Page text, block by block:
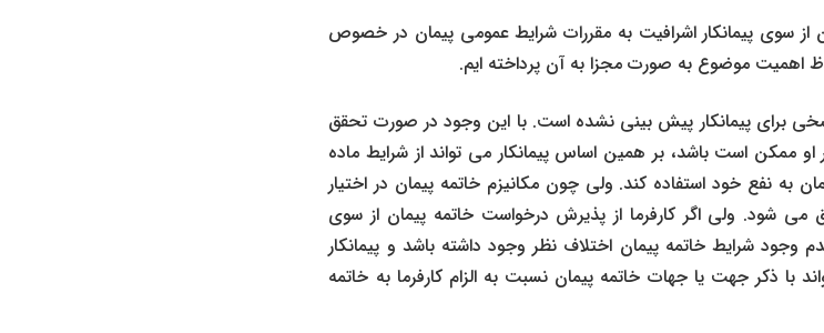
از سوی پیمانکار اشرافیت به مقررات شرایط عمومی پیمان در خصوص
اهمیت موضوع به صورت مجزا به آن پرداخته ایم.
برای پیمانکار پیش بینی نشده است. با این وجود در صورت تحقق
او ممکن است باشد، بر همین اساس پیمانکار می تواند از شرایط ماده
به نفع خود استفاده کند. ولی چون مکانیزم خاتمه پیمان در اختیار
می شود. ولی اگر کارفرما از پذیرش درخواست خاتمه پیمان از سوی
وجود شرایط خاتمه پیمان اختلاف نظر وجود داشته باشد و پیمانکار
با ذکر جهت یا جهات خاتمه پیمان نسبت به الزام کارفرما به خاتمه